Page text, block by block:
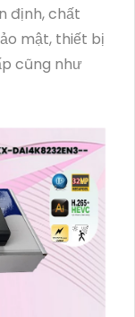
định, chất
mật, thiết bị
cũng như